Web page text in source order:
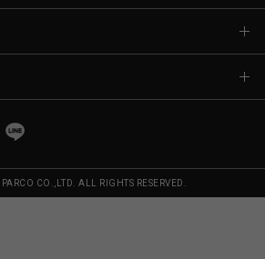
CO.,LTD. ALL RIGHTS RESERVED.